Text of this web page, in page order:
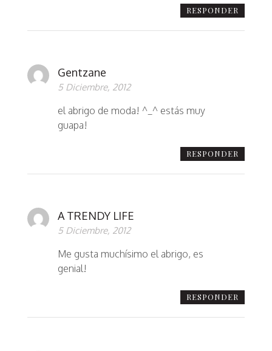
RESPONDER
Gentzane
5 Diciembre, 2012
el abrigo de moda! ^_^ estás muy
guapa!
RESPONDER
A TRENDY LIFE
5 Diciembre, 2012
Me gusta muchísimo el abrigo, es
genial!
RESPONDER